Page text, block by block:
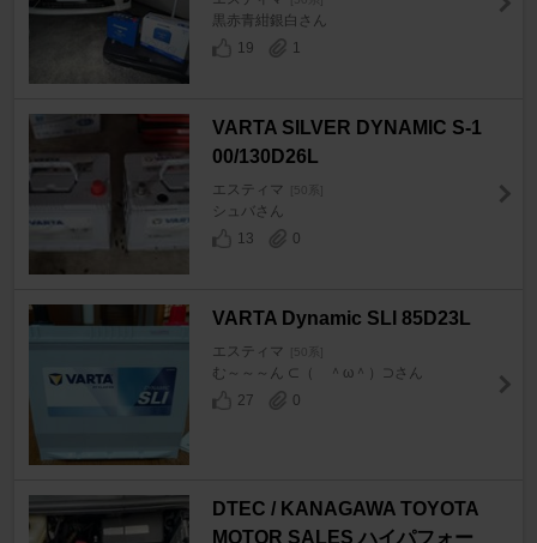
黒赤青紺銀白さん
19
1
VARTA SILVER DYNAMIC S-1
00/130D26L
エスティマ [50系]
シュバさん
13
0
VARTA Dynamic SLI 85D23L
エスティマ [50系]
む～～～ん ⊂（ ＾ω＾）⊃さん
27
0
DTEC / KANAGAWA TOYOTA
MOTOR SALES ハイパフォー